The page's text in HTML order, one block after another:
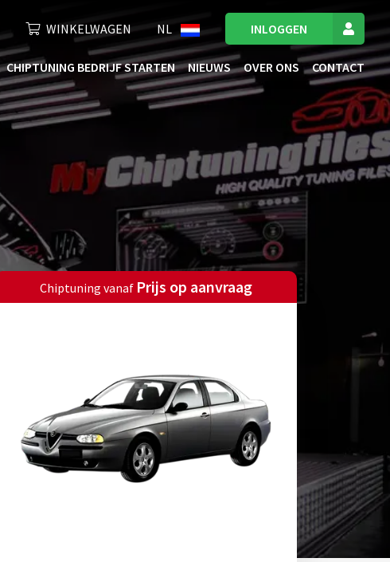
WINKELWAGEN NL INLOGGEN
CHIPTUNING BEDRIJF STARTEN NIEUWS OVER ONS CONTACT
Chiptuning vanaf Prijs op aanvraag